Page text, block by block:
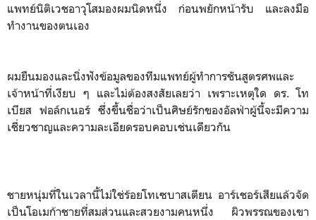
แพทย์นิติเวชอาวุโสมองผมนิดหนึ่ง ก่อนพยักหน้ารับ และลงมือ
ทำงานของตนเอง
ผมยืนมองและนิ่งฟังข้อมูลของทีมแพทย์ผู้ทำการชันสูตรศพและ
เจ้าหน้าที่เงียบ ๆ และไม่ต้องสงสัยเลยว่า เพราะเหตุใด ดร. โท
เบียส ฟอล์กเนอร์ ซึ่งขึ้นชื่อว่าเป็นศิษย์รักของอัลฟ่าผู้นี้จะมีความ
เชี่ยวชาญและความละเอียดรอบคอบเช่นเดียวกัน
ชายหนุ่มที่ในเวลานี้ไม่ใช่ร้อยโทเซบาสเตียน อาร์เชอร์เสียแล้วจัด
เป็นโอเมก้าชายที่สมส่วนและสวยงามคนหนึ่ง ผิวพรรณของเขา